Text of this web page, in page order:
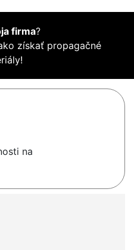
firma?
získať propagačné
na